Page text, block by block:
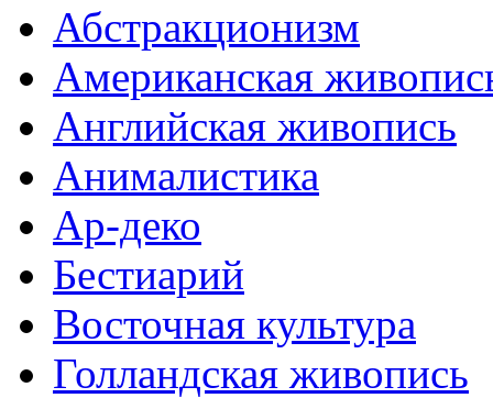
Абстракционизм
Американская
Английская живопись
Анималистика
Ар-деко
Бестиарий
Восточная культура
Голландская живопись